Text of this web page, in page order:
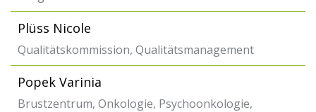
Plüss Nicole
Qualitätskommission, Qualitätsmanagement
Popek Varinia
Brustzentrum, Onkologie, Psychoonkologie,